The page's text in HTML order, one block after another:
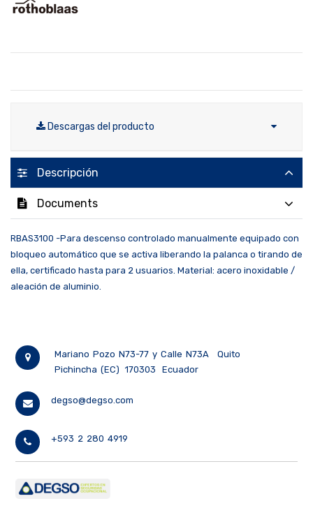
Descargas del producto
Descripción
Documents
RBAS3100 -Para descenso controlado manualmente equipado con
bloqueo automático que se activa liberando la palanca o tirando de
ella, certificado hasta para 2 usuarios. Material: acero inoxidable /
aleación de aluminio.
Mariano Pozo N73-77 y Calle N73A
Quito
Pichincha (EC)
170303 Ecuador
degso@degso.com
+593 2 280 4919